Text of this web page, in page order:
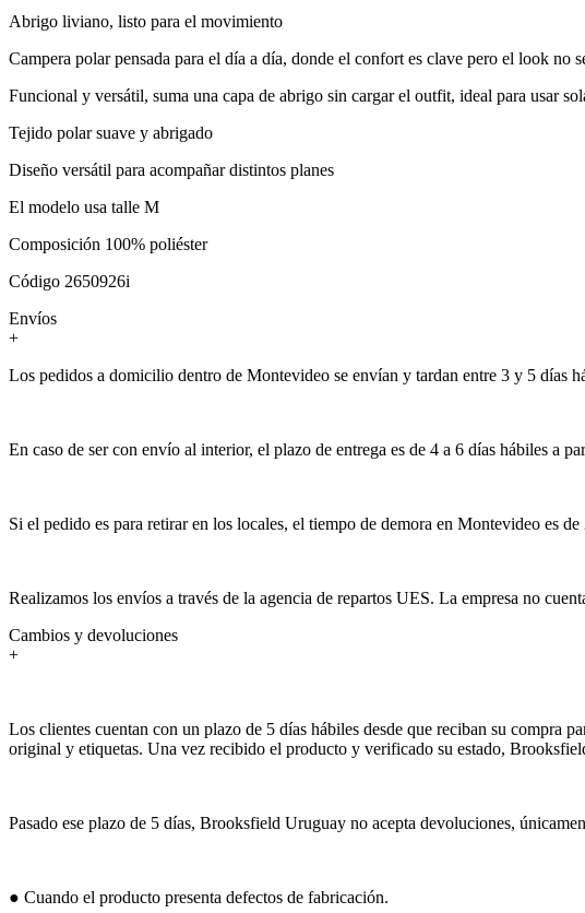
Abrigo liviano, listo para el movimiento
Campera polar pensada para el día a día, donde el confort es clave pero el look no
Funcional y versátil, suma una capa de abrigo sin cargar el outfit, ideal para usar
Tejido polar suave y abrigado
Diseño versátil para acompañar distintos planes
El modelo usa talle M
Composición 100% poliéster
Código 2650926i
Envíos
+
Los pedidos a domicilio dentro de Montevideo se envían y tardan entre 3 y 5 días
En caso de ser con envío al interior, el plazo de entrega es de 4 a 6 días hábiles a
Si el pedido es para retirar en los locales, el tiempo de demora en Montevideo es de
Realizamos los envíos a través de la agencia de repartos UES. La empresa no
Cambios y devoluciones
+
Los clientes cuentan con un plazo de 5 días hábiles desde que reciban su compra
original y etiquetas. Una vez recibido el producto y verificado su estado,
Pasado ese plazo de 5 días, Brooksfield Uruguay no acepta devoluciones,
● Cuando el producto presenta defectos de fabricación.